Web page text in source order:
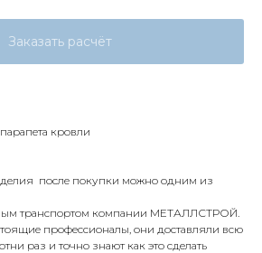
Заказать расчёт
кровли
после покупки можно одним из
транспортом компании МЕТАЛЛСТРОЙ.
профессионалы, они доставляли всю
раз и точно знают как это сделать